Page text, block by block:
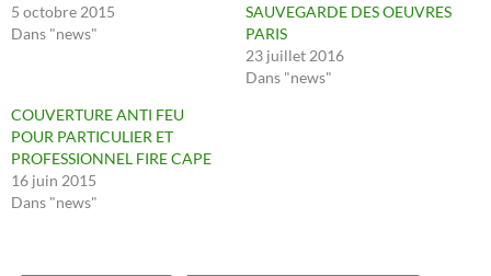
5 octobre 2015
Dans "news"
SAUVEGARDE DES OEUVRES
PARIS
23 juillet 2016
Dans "news"
COUVERTURE ANTI FEU
POUR PARTICULIER ET
PROFESSIONNEL FIRE CAPE
16 juin 2015
Dans "news"